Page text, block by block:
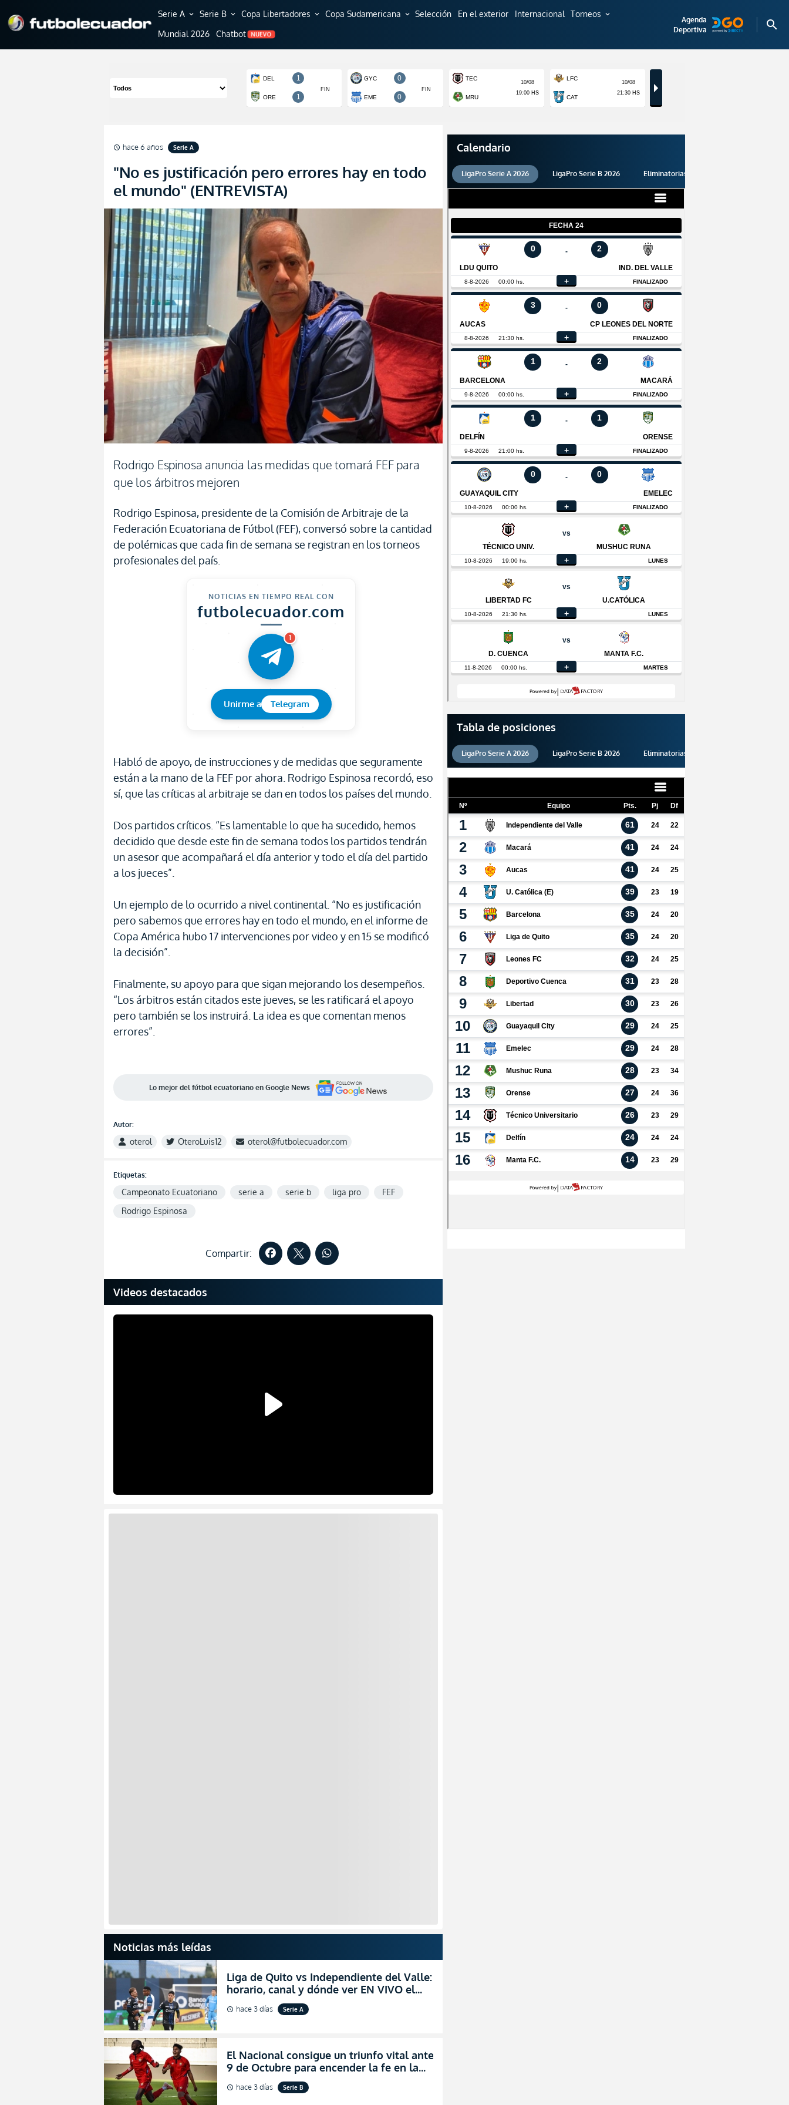
Serie A expand_more Serie B expand_more Copa Libertadores expand_more Copa Sudamericana expand_more Selección En el exterior Internacional Torneos expand_more
Mundial 2026 Chatbot NUEVO
Agenda
Deportiva
search
schedule hace 6 años Serie A
"No es justificación pero errores hay en todo
el mundo" (ENTREVISTA)
Rodrigo Espinosa anuncia las medidas que tomará FEF para
que los árbitros mejoren
Rodrigo Espinosa, presidente de la Comisión de Arbitraje de la
Federación Ecuatoriana de Fútbol (FEF), conversó sobre la cantidad
de polémicas que cada fin de semana se registran en los torneos
profesionales del país.
NOTICIAS EN TIEMPO REAL CON
futbolecuador.com
1
Unirme a Telegram
Habló de apoyo, de instrucciones y de medidas que seguramente
están a la mano de la FEF por ahora. Rodrigo Espinosa recordó, eso
sí, que las críticas al arbitraje se dan en todos los países del mundo.
Dos partidos críticos. “Es lamentable lo que ha sucedido, hemos
decidido que desde este fin de semana todos los partidos tendrán
un asesor que acompañará el día anterior y todo el día del partido
a los jueces”.
Un ejemplo de lo ocurrido a nivel continental. “No es justificación
pero sabemos que errores hay en todo el mundo, en el informe de
Copa América hubo 17 intervenciones por video y en 15 se modificó
la decisión”.
Finalmente, su apoyo para que sigan mejorando los desempeños.
“Los árbitros están citados este jueves, se les ratificará el apoyo
pero también se los instruirá. La idea es que comentan menos
errores”.
Lo mejor del fútbol ecuatoriano en Google News
Autor:
oterol OteroLuis12 oterol@futbolecuador.com
Etiquetas:
Campeonato Ecuatoriano serie a serie b liga pro
FEF
Rodrigo Espinosa
Compartir:
Videos destacados
Noticias más leídas
Liga de Quito vs Independiente del Valle:
horario, canal y dónde ver EN VIVO el
partidazo por la fecha 24 de la LigaPro
2026
schedule hace 3 días Serie A
El Nacional consigue un triunfo vital ante
9 de Octubre para encender la fe en la
schedule hace 3 días Serie B
Calendario
LigaPro Serie A 2026 LigaPro Serie B 2026 Eliminatorias 2026
Tabla de posiciones
LigaPro Serie A 2026 LigaPro Serie B 2026 Eliminatorias 2026